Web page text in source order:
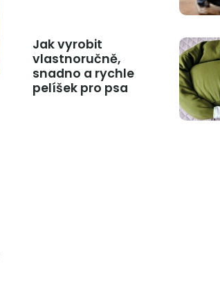
Jak vyrobit
vlastnoručně,
snadno a rychle
pelíšek pro psa